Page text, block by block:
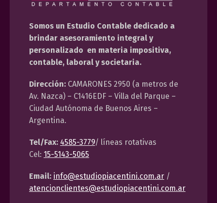
Somos un Estudio Contable dedicado a
brindar asesoramiento integral y
personalizado en materia impositiva,
contable, laboral y societaria.
Dirección: CAMARONES 2950 (a metros de
Av. Nazca) – C1416EDF – Villa del Parque –
Ciudad Autónoma de Buenos Aires –
Argentina.
Tel/Fax: 4585-3779/ líneas rotativas
Cel: 15-5143-5065
Email: info@estudiopiacentini.com.ar /
atencionclientes@estudiopiacentini.com.ar